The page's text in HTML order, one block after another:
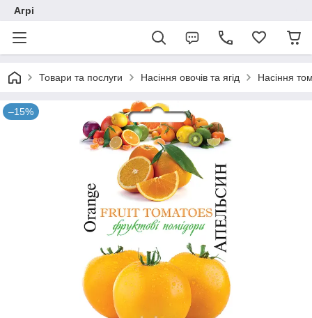
Агрі
Товари та послуги Насіння овочів та ягід Насіння
–15%